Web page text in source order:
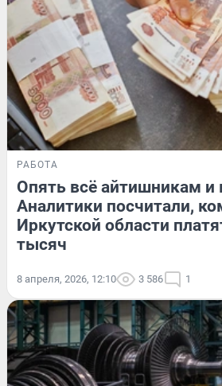
РАБОТА
Опять всё айтишникам и
Аналитики посчитали,
Иркутской области
тысяч
8 апреля, 2026, 12:10 3 586 1